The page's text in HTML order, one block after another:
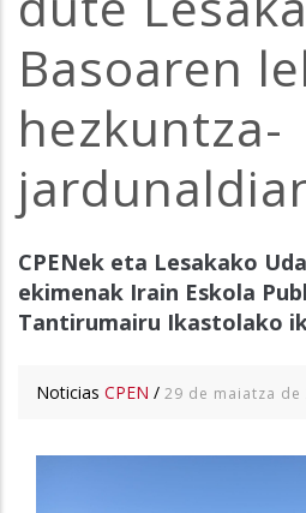
Basoaren
hezkuntza-
CPENek eta Lesakako
ekimenak Irain Eskola
Tantirumairu Ikastolako
Noticias CPEN / 29 de maiatza de